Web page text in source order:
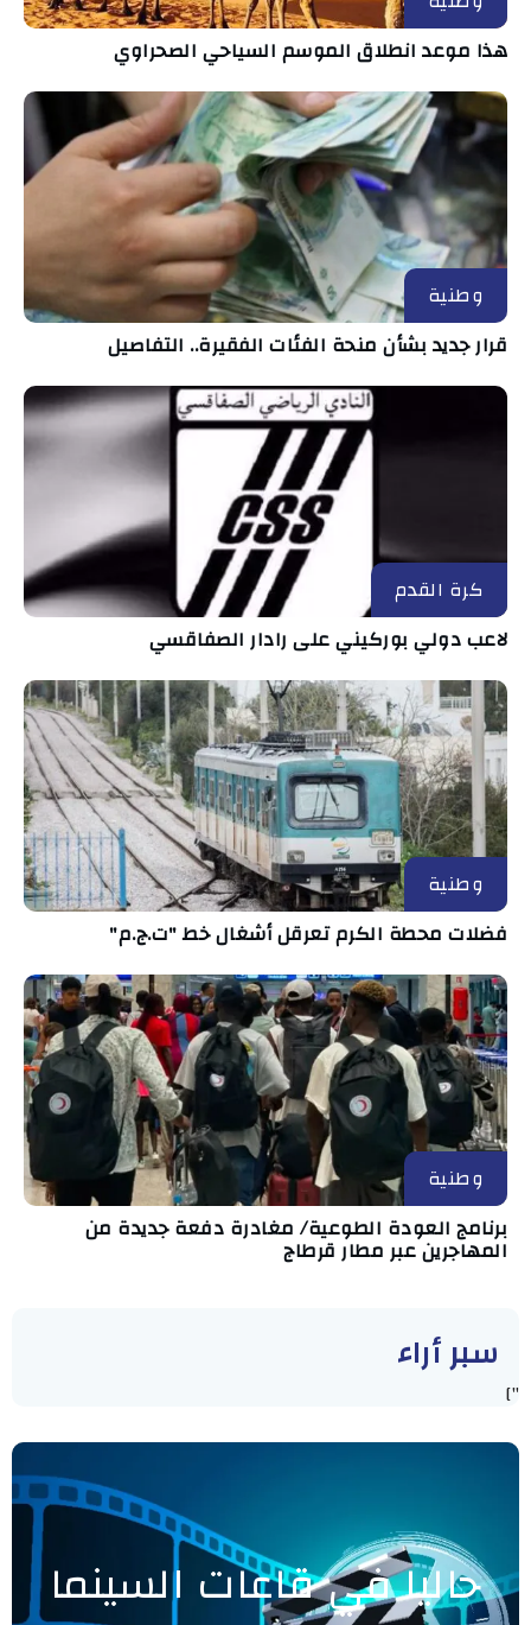
هذا موعد انطلاق الموسم السياحي الصحراوي
وطنية
قرار جديد بشأن منحة الفئات الفقيرة.. التفاصيل
كرة القدم
لاعب دولي بوركيني على رادار الصفاقسي
وطنية
فضلات محطة الكرم تعرقل أشغال خط "ت.ج.م"
وطنية
برنامج العودة الطوعية/ مغادرة دفعة جديدة من
المهاجرين عبر مطار قرطاج
سبر أراء
"]
حاليا في قاعات السينما